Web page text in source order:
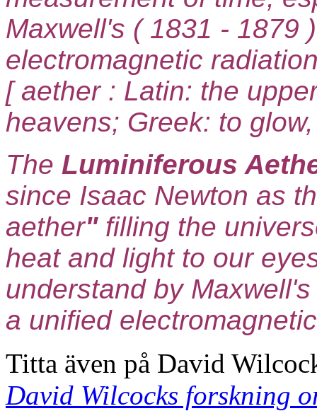
Maxwell's ( 1831 - 1879
electromagnetic
[ aether : Latin: the
heavens; Greek: to
The Luminiferous
since Isaac Newton as
aether"filling the
heat and light to our
understand by
a unified
Titta även på David
David Wilcocks forskning